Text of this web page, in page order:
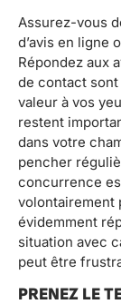
Assurez-vous
d’avis en ligne
Répondez aux
de contact sont
valeur à vos
restent
dans votre
pencher
concurrence
volontairement
évidemment
situation avec
peut être
PRENEZ LE